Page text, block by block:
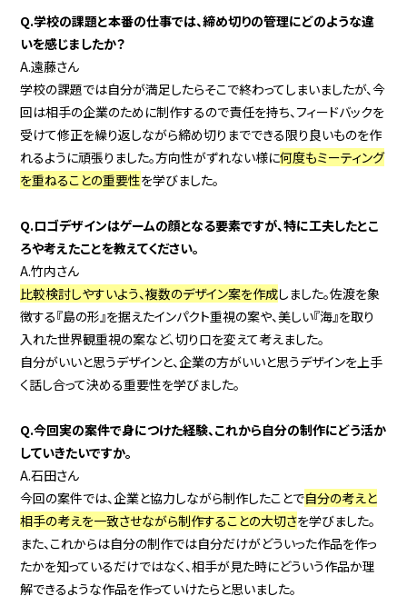
Q.学校の課題と本番の仕事では、締め切りの管理にどのような違
いを感じましたか？
A.遠藤さん
学校の課題では自分が満足したらそこで終わってしまいましたが、今
回は相手の企業のために制作するので責任を持ち、フィードバックを
受けて修正を繰り返しながら締め切りまでできる限り良いものを作
れるように頑張りました。方向性がずれない様に何度もミーティング
を重ねることの重要性を学びました。
Q.ロゴデザインはゲームの顔となる要素ですが、特に工夫したとこ
ろや考えたことを教えてください。
A.竹内さん
比較検討しやすいよう、複数のデザイン案を作成しました。佐渡を象
徴する『島の形』を据えたインパクト重視の案や、美しい『海』を取り
入れた世界観重視の案など、切り口を変えて考えました。
自分がいいと思うデザインと、企業の方がいいと思うデザインを上手
く話し合って決める重要性を学びました。
Q.今回実の案件で身につけた経験、これから自分の制作にどう活か
していきたいですか。
A.石田さん
今回の案件では、企業と協力しながら制作したことで自分の考えと
相手の考えを一致させながら制作することの大切さを学びました。
また、これからは自分の制作では自分だけがどういった作品を作っ
たかを知っているだけではなく、相手が見た時にどういう作品か理
解できるような作品を作っていけたらと思いました。